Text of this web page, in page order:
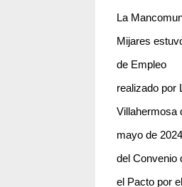
La
Mijares
de Empleo
realizado por
Villahermosa
mayo de
del Convenio
el Pacto por